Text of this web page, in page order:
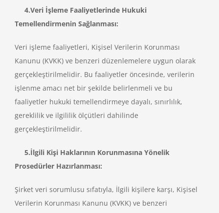
4.Veri İşleme Faaliyetlerinde Hukuki
Temellendirmenin Sağlanması:
Veri işleme faaliyetleri, Kişisel Verilerin Korunması
Kanunu (KVKK) ve benzeri düzenlemelere uygun olarak
gerçekleştirilmelidir. Bu faaliyetler öncesinde, verilerin
işlenme amacı net bir şekilde belirlenmeli ve bu
faaliyetler hukuki temellendirmeye dayalı, sınırlılık,
gereklilik ve ilgililik ölçütleri dahilinde
gerçekleştirilmelidir.
5.İlgili Kişi Haklarının Korunmasına Yönelik
Prosedürler Hazırlanması:
Şirket veri sorumlusu sıfatıyla, İlgili kişilere karşı, Kişisel
Verilerin Korunması Kanunu (KVKK) ve benzeri